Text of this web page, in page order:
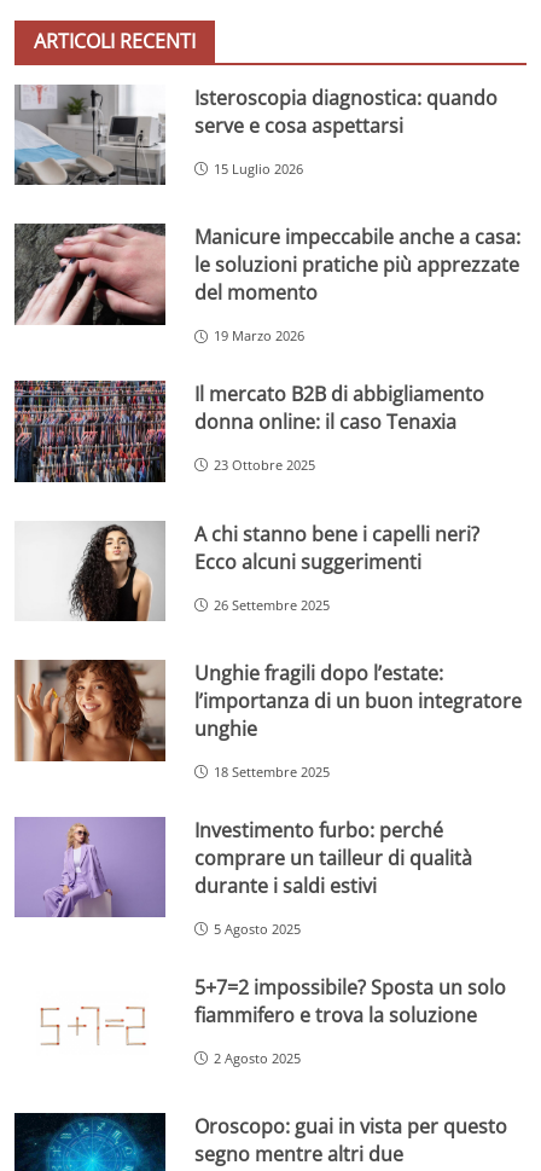
ARTICOLI RECENTI
Isteroscopia diagnostica: quando
serve e cosa aspettarsi
15 Luglio 2026
Manicure impeccabile anche a casa:
le soluzioni pratiche più apprezzate
del momento
19 Marzo 2026
Il mercato B2B di abbigliamento
donna online: il caso Tenaxia
23 Ottobre 2025
A chi stanno bene i capelli neri?
Ecco alcuni suggerimenti
26 Settembre 2025
Unghie fragili dopo l’estate:
l’importanza di un buon integratore
unghie
18 Settembre 2025
Investimento furbo: perché
comprare un tailleur di qualità
durante i saldi estivi
5 Agosto 2025
5+7=2 impossibile? Sposta un solo
fiammifero e trova la soluzione
2 Agosto 2025
Oroscopo: guai in vista per questo
segno mentre altri due